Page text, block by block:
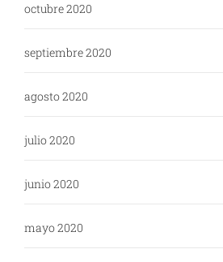
octubre 2020
septiembre 2020
agosto 2020
julio 2020
junio 2020
mayo 2020